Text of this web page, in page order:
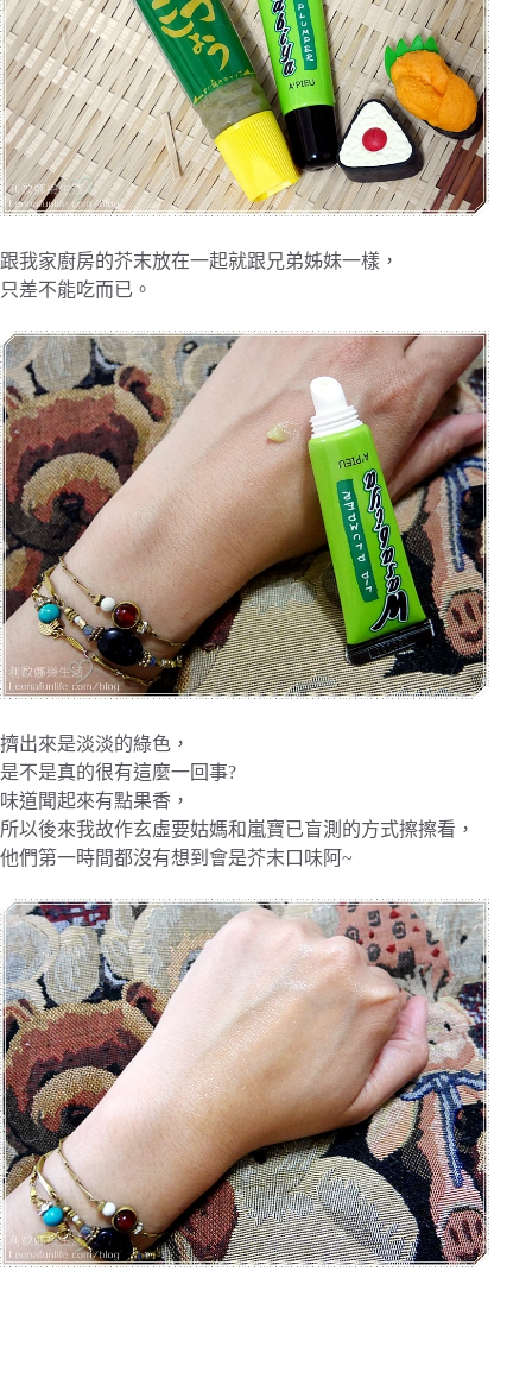
跟我家廚房的芥末放在一起就跟兄弟姊妹一樣，
只差不能吃而已。
擠出來是淡淡的綠色，
是不是真的很有這麼一回事?
味道聞起來有點果香，
所以後來我故作玄虛要姑媽和嵐寶已盲測的方式擦擦看，
他們第一時間都沒有想到會是芥末口味阿~